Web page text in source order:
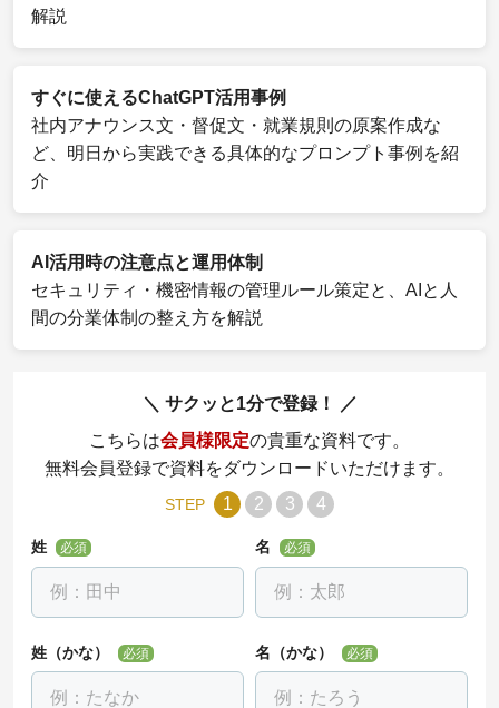
解説
すぐに使えるChatGPT活用事例
社内アナウンス文・督促文・就業規則の原案作成な
ど、明日から実践できる具体的なプロンプト事例を紹
介
AI活用時の注意点と運用体制
セキュリティ・機密情報の管理ルール策定と、AIと人
間の分業体制の整え方を解説
サクッと1分で登録！
こちらは会員様限定の貴重な資料です。
無料会員登録で資料をダウンロードいただけます。
STEP 1 2 3 4
姓 必須 名 必須
姓（かな） 必須 名（かな） 必須